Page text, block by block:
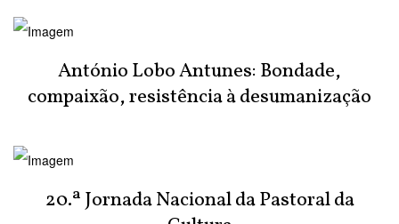
António Lobo Antunes: Bondade,
compaixão, resistência à desumanização
20.ª Jornada Nacional da Pastoral da